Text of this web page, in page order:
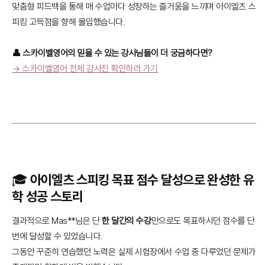
맞춤형 피드백을 통해 매 수업마다 성장하는 즐거움을 느끼며 아이엘츠 스
피킹 고득점을 향해 몰입했습니다.
👤 스카이벨영어의 믿을 수 있는 강사님들이 더 궁금하다면?
→ 스카이벨영어 전체 강사진 확인하러 가기
🎓 아이엘츠 스피킹 목표 점수 달성으로 완성한 유
학 성공 스토리
결과적으로 Mas**님은 단한 달간의 수강만으로도 목표하시던 점수를 단
번에 달성할 수 있었습니다.
그동안 꾸준히 연습했던 노력은 실제 시험장에서 수업 중 다루었던 문제가